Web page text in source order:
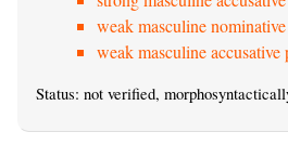
weak masculine
weak masculine accusative
Status: not verified,